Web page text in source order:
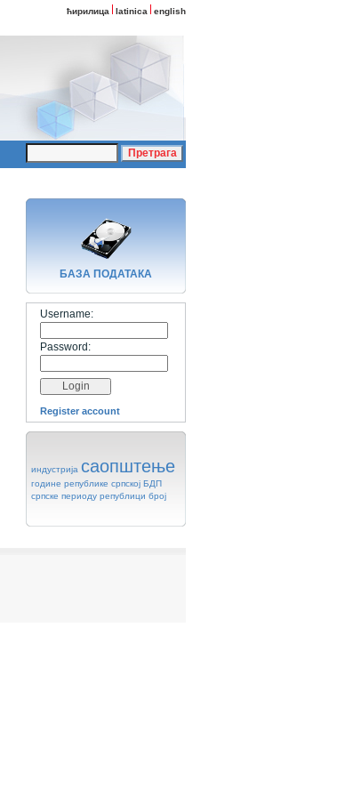
ћирилица latinica english
БАЗA ПОДАТАКА
Username:
Password:
Register account
индустрија саопштење
године републике српској БДП
српске периоду републици број